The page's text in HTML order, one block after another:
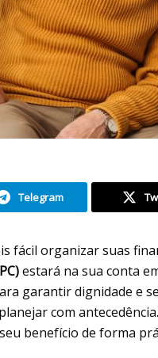
Telegram
fácil organizar suas
estará na sua conta
garantir dignidade e
com
benefício de forma